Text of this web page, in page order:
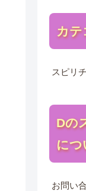
カテ
スピリ
Dの
につ
お問い